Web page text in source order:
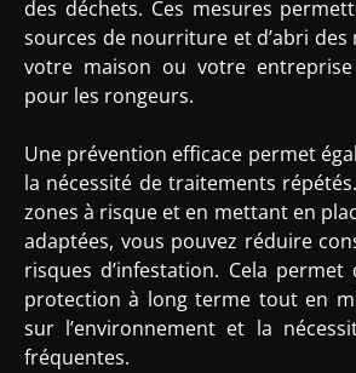
des déchets. Ces mesures
sources de nourriture et d’abri
votre maison ou votre
pour les rongeurs.
Une prévention efficace permet
la nécessité de traitements
zones à risque et en mettant en
adaptées, vous pouvez réduire
risques d’infestation. Cela
protection à long terme tout en
sur l’environnement et la
fréquentes.